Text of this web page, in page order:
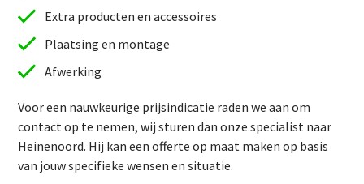
Extra producten en accessoires
Plaatsing en montage
Afwerking
Voor een nauwkeurige prijsindicatie raden we aan om
contact op te nemen, wij sturen dan onze specialist naar
Heinenoord. Hij kan een offerte op maat maken op basis
van jouw specifieke wensen en situatie.